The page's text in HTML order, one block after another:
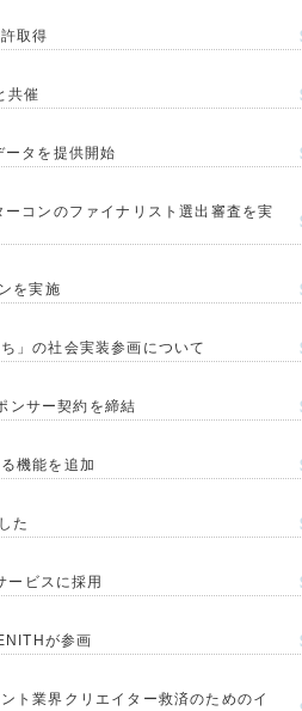
取得
共催
タを提供開始
コンのファイナリスト選出審査を実
を実施
」の社会実装参画について
ンサー契約を締結
機能を追加
た
ービスに採用
が参画
ト業界クリエイター救済のためのイ